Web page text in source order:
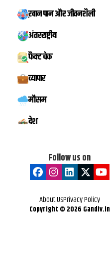
ख़ान पान और जीवनशैली
अंतरराष्ट्रीय
फैक्ट चेक
व्यापार
मौसम
देश
Follow us on
About UsPrivacy Policy
Copyright © 2026 Gandiv.in